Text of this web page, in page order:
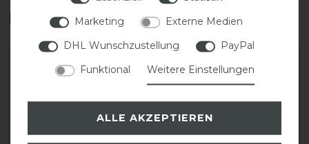
Das perfekte Zubehör für dich
Marketing
Externe Medien
DHL Wunschzustellung
PayPal
Funktional
Weitere Einstellungen
ALLE AKZEPTIEREN